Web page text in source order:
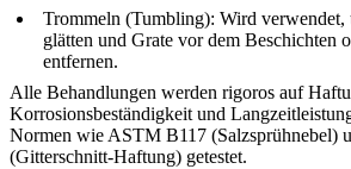
Trommeln (Tumbling): Wird verwendet,
glätten und Grate vor dem Beschichten
entfernen.
Alle Behandlungen werden rigoros auf
Korrosionsbeständigkeit und
Normen wie ASTM B117 (Salzsprühnebel)
(Gitterschnitt-Haftung) getestet.